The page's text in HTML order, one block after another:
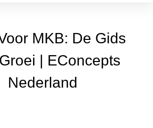
MKB: De Gids
| EConcepts
Nederland